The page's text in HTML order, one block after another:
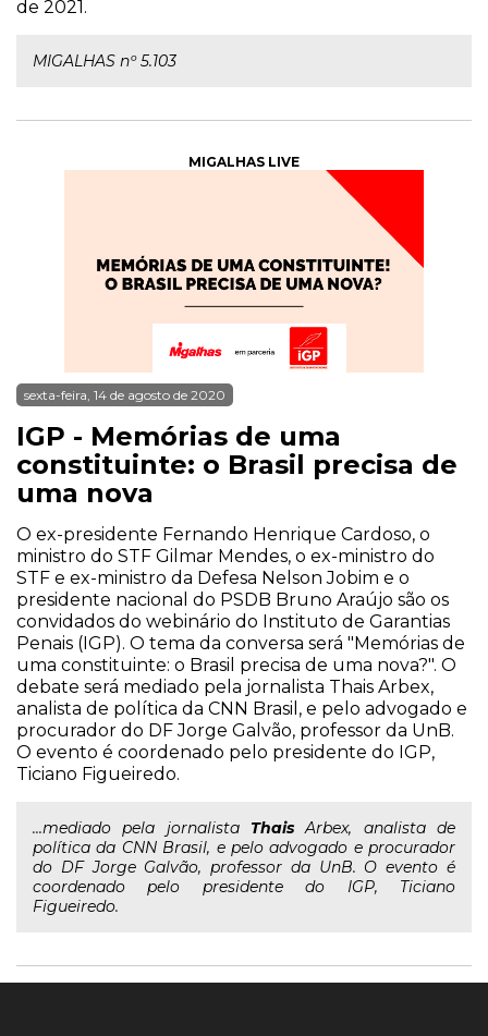
de 2021.
MIGALHAS nº 5.103
MIGALHAS LIVE
sexta-feira, 14 de agosto de 2020
IGP - Memórias de uma
constituinte: o Brasil precisa de
uma nova
O ex-presidente Fernando Henrique Cardoso, o
ministro do STF Gilmar Mendes, o ex-ministro do
STF e ex-ministro da Defesa Nelson Jobim e o
presidente nacional do PSDB Bruno Araújo são os
convidados do webinário do Instituto de Garantias
Penais (IGP). O tema da conversa será "Memórias de
uma constituinte: o Brasil precisa de uma nova?". O
debate será mediado pela jornalista Thais Arbex,
analista de política da CNN Brasil, e pelo advogado e
procurador do DF Jorge Galvão, professor da UnB.
O evento é coordenado pelo presidente do IGP,
Ticiano Figueiredo.
...mediado pela jornalista Thais Arbex, analista de
política da CNN Brasil, e pelo advogado e procurador
do DF Jorge Galvão, professor da UnB. O evento é
coordenado pelo presidente do IGP, Ticiano
Figueiredo.